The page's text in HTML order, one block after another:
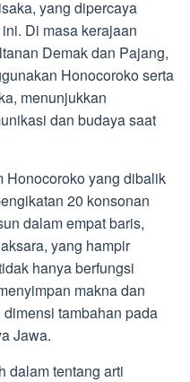
yang dipercaya
Di masa kerajaan
Demak dan Pajang,
Honocoroko serta
menunjukkan
dan budaya saat
Honocoroko yang dibalik
20 konsonan
dalam empat baris,
yang hampir
hanya berfungsi
makna dan
tambahan pada
Jawa.
dalam tentang arti